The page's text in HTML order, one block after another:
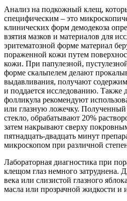
Анализ на подкожный клещ,
специфическим – это
клинических форм демодекоза
взятия мазков и материалов для
эритематозной форме материал
пораженной кожи путем
кожи. При папулезной,
форме скальпелем делают
выдавливания, получают
и поддается исследованию. Также
фолликула рекомендуют
или глазную ложечку. Полученный
стекло, обрабатывают 20%
затем накрывают сверху
пятнадцать-двадцать минут
микроскопом при различной
Лабораторная диагностика при
клещом глаз немного затруднена.
века или слизистой глазного
масла или прозрачной жидкости и